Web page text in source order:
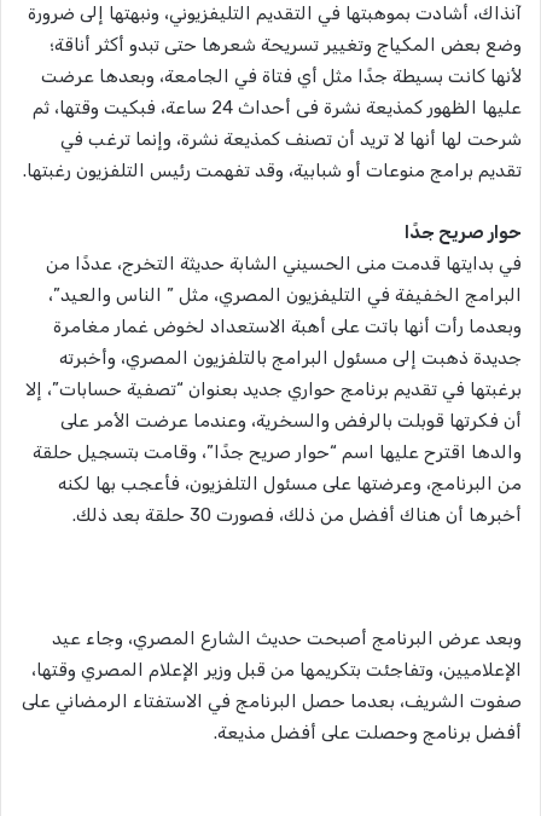
آنذاك، أشادت بموهبتها في التقديم التليفزيوني، ونبهتها إلى ضرورة
وضع بعض المكياج وتغيير تسريحة شعرها حتى تبدو أكثر أناقة؛
لأنها كانت بسيطة جدًا مثل أي فتاة في الجامعة، وبعدها عرضت
عليها الظهور كمذيعة نشرة فى أحداث 24 ساعة، فبكيت وقتها، ثم
شرحت لها أنها لا تريد أن تصنف كمذيعة نشرة، وإنما ترغب في
تقديم برامج منوعات أو شبابية، وقد تفهمت رئيس التلفزيون رغبتها.
حوار صريح جدًا
في بدايتها قدمت منى الحسيني الشابة حديثة التخرج، عددًا من
البرامج الخفيفة في التليفزيون المصري، مثل ” الناس والعيد”،
وبعدما رأت أنها باتت على أهبة الاستعداد لخوض غمار مغامرة
جديدة ذهبت إلى مسئول البرامج بالتلفزيون المصري، وأخبرته
برغبتها في تقديم برنامج حواري جديد بعنوان “تصفية حسابات”، إلا
أن فكرتها قوبلت بالرفض والسخرية، وعندما عرضت الأمر على
والدها اقترح عليها اسم “حوار صريح جدًا”، وقامت بتسجيل حلقة
من البرنامج، وعرضتها على مسئول التلفزيون، فأعجب بها لكنه
أخبرها أن هناك أفضل من ذلك، فصورت 30 حلقة بعد ذلك.
وبعد عرض البرنامج أصبحت حديث الشارع المصري، وجاء عيد
الإعلاميين، وتفاجئت بتكريمها من قبل وزير الإعلام المصري وقتها،
صفوت الشريف، بعدما حصل البرنامج في الاستفتاء الرمضاني على
أفضل برنامج وحصلت على أفضل مذيعة.